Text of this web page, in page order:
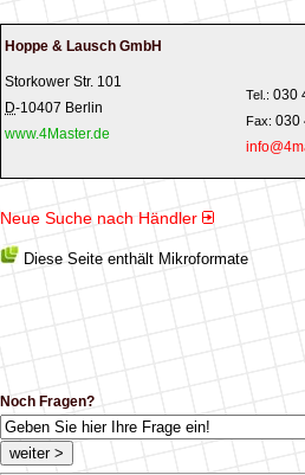
Hoppe & Lausch GmbH
Storkower Str. 101
D-10407 Berlin
www.4Master.de
Tel.: 030
Fax: 030
Neue Suche nach Händler
Diese Seite enthält Mikroformate
Noch Fragen?